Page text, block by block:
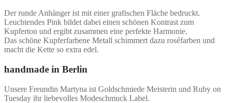
Der runde Anhänger ist mit einer grafischen Fläche bedruckt.
Leuchtendes Pink bildet dabei einen schönen Kontrast zum
Kupferton und ergibt zusammen eine perfekte Harmonie.
Das schöne Kupferfarbene Metall schimmert dazu roséfarben und
macht die Kette so extra edel.
handmade in Berlin
Unsere Freundin Martyna ist Goldschmiede Meisterin und Ruby on
Tuesday ihr liebevolles Modeschmuck Label.